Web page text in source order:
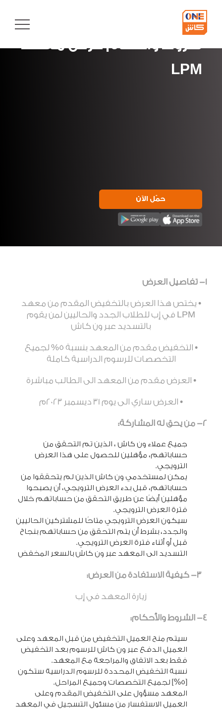
Button
شروط وأحكام عرض معهد
LPM
حمّل الآن
1- تفاصيل العرض
• يختص هذا العرض بالتخفيض المقدم من معهد
LPM في إب للطلاب الجدد والحاليين لمن يقوم
بالتسديد عبر ون كاش
• التخفيض مقدم من المعهد بنسبة 5% لجميع
التخصصات للرسوم الدراسية كاملة
• العرض مقدم من المعهد الى الطالب مباشرة
• العرض ساري الى يوم 31 ديسمبر 2023م
2- من يحق له المشاركة :
جميع عملاء ون كاش ، الذين تم التحقق من
حساباتهم، مؤهلين للحصول على هذا العرض
الترويجي.
يمكن لمستخدمي ون كاش الذين لم يتحققوا من
حساباتهم، قبل بدء العرض الترويجي، أن يصبحوا
مؤهلين أيضًا عن طريق التحقق من حساباتهم خلال
فترة العرض الترويجي.
سيكون العرض الترويجي متاحًا للمشتركين الحاليين
والجدد، بشرط أن يتم التحقق من حساباتهم بنجاح
قبل أو أثناء فترة العرض الترويجي.
التسديد الى المعهد عبر ون كاش بالسعر المخفض
3- كيفية الاستفادة من العرض:
زيارة المعهد في إب
4- الشروط والأحكام:
سيتم منح العميل التخفيض من قبل المعهد وعلى
العميل الدفع عبر ون كاش للرسوم بعد التخفيض
فقط بعد الاتفاق والمراجعة مع المعهد.
نسبة التخفيض المحددة للرسوم الدراسية ستكون
[5%] لجميع التخصصات وجميع المراحل.
المعهد مسؤول على التخفيض المقدم وعلى
العميل الاستفسار من مسئول التسجيل في المعهد